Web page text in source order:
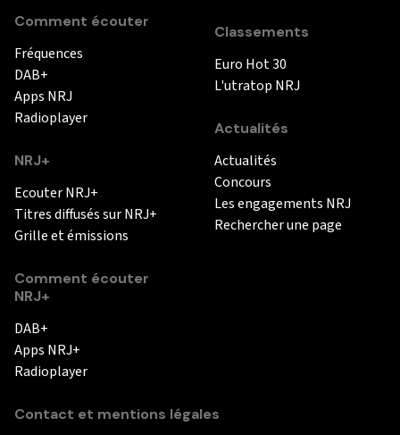
Comment écouter
Fréquences
DAB+
Apps NRJ
Radioplayer
NRJ+
Ecouter NRJ+
Titres diffusés sur NRJ+
Grille et émissions
Comment écouter
NRJ+
DAB+
Apps NRJ+
Radioplayer
Classements
Euro Hot 30
L'utratop NRJ
Actualités
Actualités
Concours
Les engagements NRJ
Rechercher une page
Contact et mentions légales